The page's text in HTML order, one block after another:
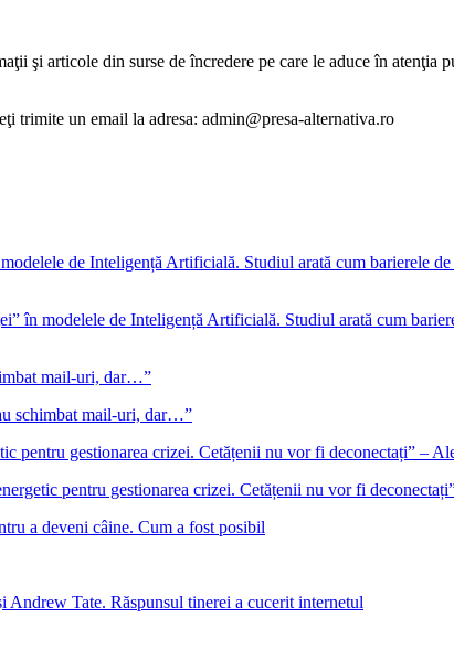
şi articole din surse de încredere pe care le aduce în
trimite un email la adresa: admin@presa-alternativa.ro
în modelele de Inteligență Artificială. Studiul arată cum
schimbat mail-uri, dar…”
pentru gestionarea crizei. Cetățenii nu vor fi
a deveni câine. Cum a fost posibil
Tate. Răspunsul tinerei a cucerit internetul